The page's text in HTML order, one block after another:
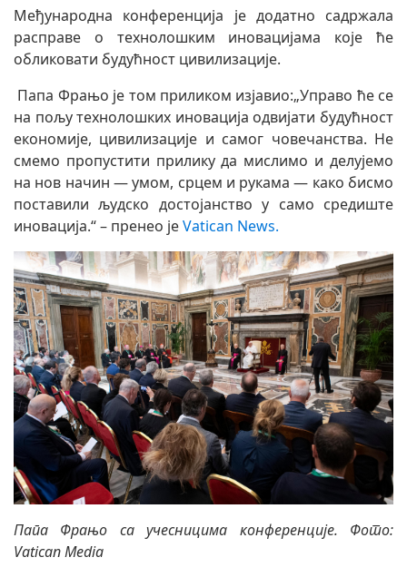
Међународна конференција је додатно садржала
расправе о технолошким иновацијама које ће
обликовати будућност цивилизације.
Папа Фрањо је том приликом изјавио:„Управо ће се
на пољу технолошких иновација одвијати будућност
економије, цивилизације и самог човечанства. Не
смемо пропустити прилику да мислимо и делујемо
на нов начин — умом, срцем и рукама — како бисмо
поставили људско достојанство у само средиште
иновација.“ – пренео јеVatican News.
Папа Фрањо са учесницима конференције. Фото:
Vatican Media